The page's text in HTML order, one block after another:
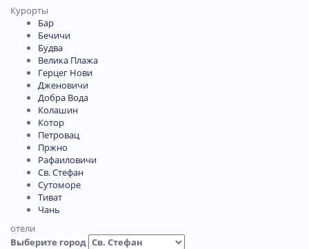
Курорты
Бар
Бечичи
Будва
Велика Плажа
Герцег Нови
Дженовичи
Добра Вода
Колашин
Котор
Петровац
Пржно
Рафаиловичи
Св. Стефан
Сутоморе
Тиват
Чань
отели
Выберите город